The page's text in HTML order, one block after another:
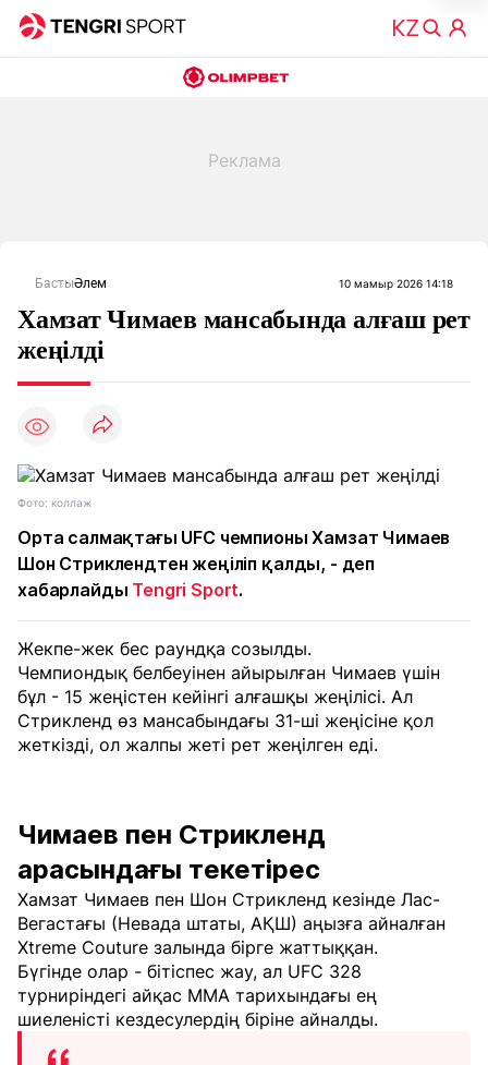
БастыӘлем 10 мамыр 2026 14:18
Хамзат Чимаев мансабында алғаш рет
жеңілді
Фото: коллаж
Орта салмақтағы UFC чемпионы Хамзат Чимаев
Шон Стриклендтен жеңіліп қалды, - деп
хабарлайды Tengri Sport.
Жекпе-жек бес раундқа созылды.
Чемпиондық белбеуінен айырылған Чимаев үшін
бұл - 15 жеңістен кейінгі алғашқы жеңілісі. Ал
Стрикленд өз мансабындағы 31-ші жеңісіне қол
жеткізді, ол жалпы жеті рет жеңілген еді.
Чимаев пен Стрикленд
арасындағы текетірес
Хамзат Чимаев пен Шон Стрикленд кезінде Лас-
Вегастағы (Невада штаты, АҚШ) аңызға айналған
Xtreme Couture залында бірге жаттыққан.
Бүгінде олар - бітіспес жау, ал UFC 328
турниріндегі айқас ММА тарихындағы ең
шиеленісті кездесулердің біріне айналды.